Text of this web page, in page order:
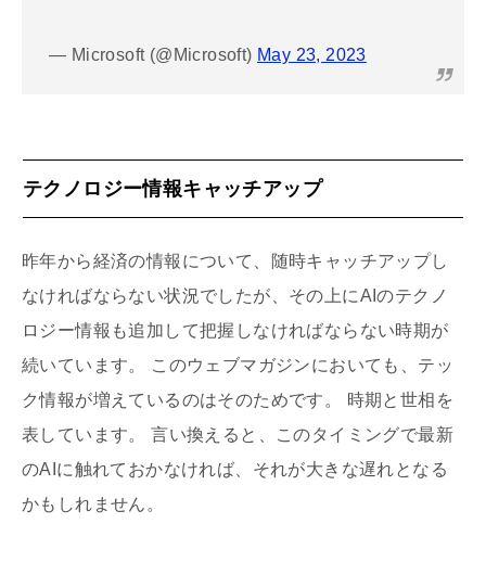
— Microsoft (@Microsoft) May 23, 2023
テクノロジー情報キャッチアップ
昨年から経済の情報について、随時キャッチアップし
なければならない状況でしたが、その上にAIのテクノ
ロジー情報も追加して把握しなければならない時期が
続いています。 このウェブマガジンにおいても、テッ
ク情報が増えているのはそのためです。 時期と世相を
表しています。 言い換えると、このタイミングで最新
のAIに触れておかなければ、それが大きな遅れとなる
かもしれません。